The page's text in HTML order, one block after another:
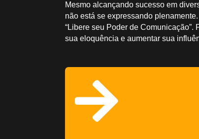
Mesmo alcançando sucesso em
não está se expressando
“Libere seu Poder de Comunicação”.
sua eloquência e aumentar sua
